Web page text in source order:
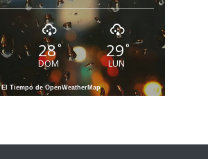
28°
DOM
29°
LUN
El Tiempo de OpenWeatherMap